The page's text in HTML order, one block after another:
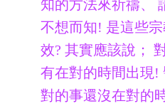
知的方法來祈禱
不想而知! 是這些
效? 其實應該說；
有在對的時間出現!
對的事還沒在對的